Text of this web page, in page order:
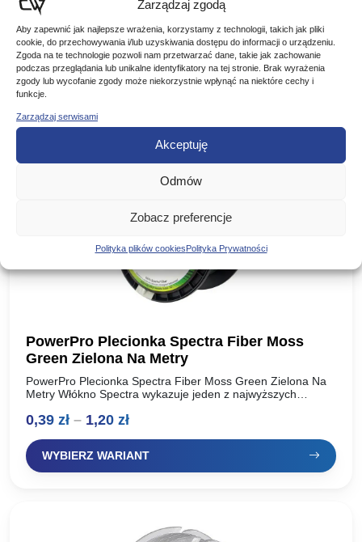
Zarządzaj zgodą
Aby zapewnić jak najlepsze wrażenia, korzystamy z technologii, takich jak pliki
cookie, do przechowywania i/lub uzyskiwania dostępu do informacji o urządzeniu.
Zgoda na te technologie pozwoli nam przetwarzać dane, takie jak zachowanie
podczas przeglądania lub unikalne identyfikatory na tej stronie. Brak wyrażenia
zgody lub wycofanie zgody może niekorzystnie wpłynąć na niektóre cechy i
funkcje.
Zarządzaj serwisami
Akceptuję
Odmów
Zobacz preferencje
Polityka plików cookiesPolityka Prywatności
Podobne produkty
Poznaj podobne produkty, które mogą Ci się spodobać
PowerPro Plecionka Spectra Fiber Moss
Green Zielona Na Metry
PowerPro Plecionka Spectra Fiber Moss Green Zielona Na
Metry Włókno Spectra wykazuje jeden z najwyższych
produkowanych włókien. Ma wysoką…
0,39 zł – 1,20 złZakres
cen:
od
1,20 zł
WYBIERZ WARIANT